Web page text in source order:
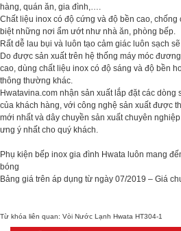
hàng, quán ăn, gia đình,….
Chất liệu inox có độ cứng và độ bền cao,
biệt những nơi ẩm ướt như nhà ăn, phòng bếp.
Rất dễ lau bụi và luôn tạo cảm giác luôn sạch
Do được sản xuất trên hệ thống máy móc
cao, dùng chất liệu inox có độ sáng và độ bền
thông thường khác.
Hwatavina.com nhận sản xuất lắp đặt các
của khách hàng, với công nghệ sản xuất được
mới nhất và dây chuyền sản xuất chuyên
ưng ý nhất cho quý khách.
Phụ kiện bếp inox gia đình Hwata luôn mang
bóng
Bảng giá trên áp dụng từ ngày 07/2019 – Giá
Từ khóa liên quan: Vòi Nước Lạnh Hwata HT304-1